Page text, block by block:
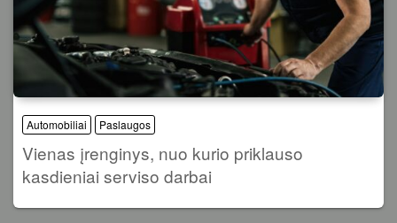
Automobiliai Paslaugos
Vienas įrenginys, nuo kurio priklauso
kasdieniai serviso darbai